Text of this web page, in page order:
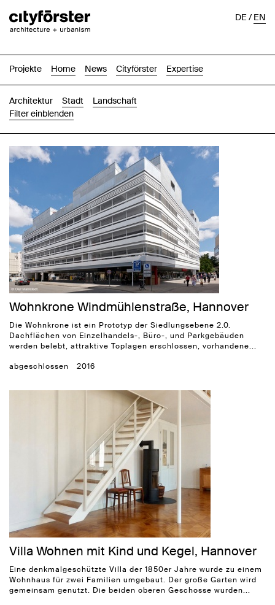
Projekte Home News Cityförster Expertise
DE/EN
Architektur Stadt
Landschaft
Filter einblenden
Wohnkrone Windmühlenstraße, Hannover
Die Wohnkrone ist ein Prototyp der Siedlungsebene 2.0.
Dachflächen von Einzelhandels-, Büro-, und Parkgebäuden
werden belebt, attraktive Toplagen erschlossen, vorhandene...
abgeschlossen 2016
Villa Wohnen mit Kind und Kegel, Hannover
Eine denkmalgeschützte Villa der 1850er Jahre wurde zu einem
Wohnhaus für zwei Familien umgebaut. Der große Garten wird
gemeinsam genutzt. Die beiden oberen Geschosse wurden...